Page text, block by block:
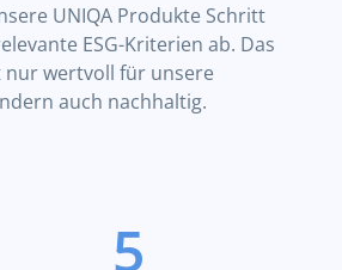
UNIQA Produkte Schritt
ESG-Kriterien ab. Das
nur wertvoll für unsere
auch nachhaltig.
5